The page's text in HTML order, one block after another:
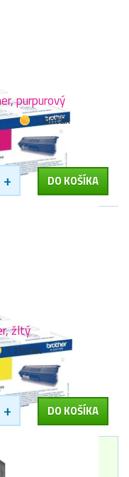
purpurový
1 zlaťák
+ DO KOŠÍKA
žltý
1 zlaťák
+ DO KOŠÍKA